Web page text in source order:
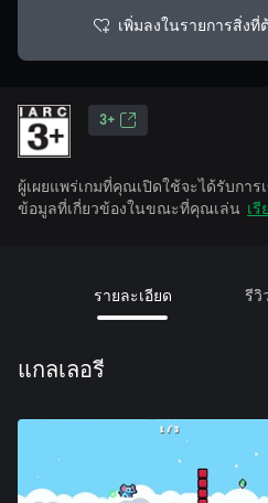
เพิ่มลงในรายการสิ่งที่
3+
ผู้เผยแพร่เกมที่คุณเปิดใช้จะได้รับกา
ข้อมูลที่เกี่ยวข้องในขณะที่คุณเล่น เ
รายละเอียด รีวิ
แกลเลอรี